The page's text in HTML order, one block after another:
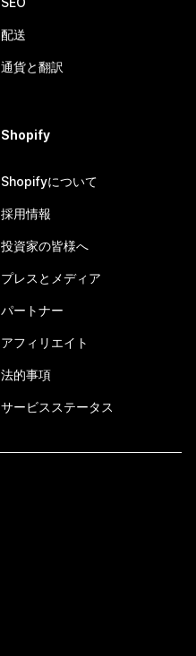
配送
通貨と翻訳
Shopify
Shopifyについて
採用情報
投資家の皆様へ
プレスとメディア
パートナー
アフィリエイト
法的事項
サービスステータス